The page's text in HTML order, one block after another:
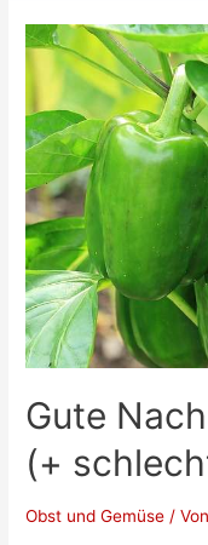
Mangold
schlechte
Nachbarn)
Gute
(+
Obst und Gemüse / Von